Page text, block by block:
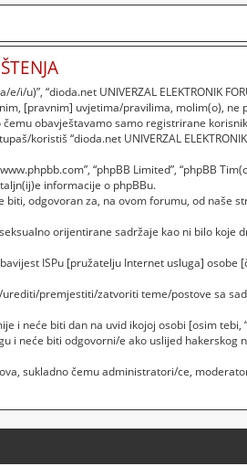
e/i/u)”, “dioda.net UNIVERZAL ELEKTRONIK
[pravnim] uvjetima/pravilima, molim(o), ne
obavještavamo samo registrirane
koristiš “dioda.net UNIVERZAL ELEKTRONIK
“phpBB Limited”, “phpBB
informacije o phpBBu.
odgovoran za, na ovom forumu, od naše
orijentirane sadržaje kao ni bilo koje
ISPu [pružatelju Internet usluga] osobe
urediti/premjestiti/zatvoriti teme/postove sa
biti dan na uvid ikojoj osobi [osim tebi,
i neće biti odgovorni/e ako uslijed
sukladno čemu administratori/ce,